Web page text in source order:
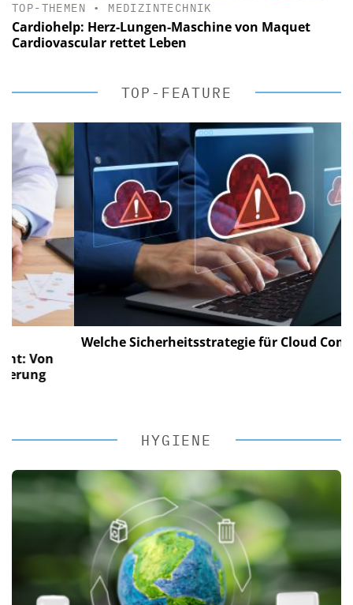
TOP-THEMEN • MEDIZINTECHNIK
Cardiohelp: Herz-Lungen-Maschine von Maquet
Cardiovascular rettet Leben
TOP-FEATURE
Welche Sicherheitsstrategie für Cloud
HYGIENE